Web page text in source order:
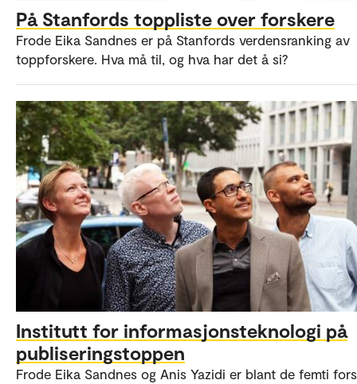
På Stanfords toppliste over forskere
Frode Eika Sandnes er på Stanfords verdensranking av
toppforskere. Hva må til, og hva har det å si?
Institutt for informasjonsteknologi på
publiseringstoppen
Frode Eika Sandnes og Anis Yazidi er blant de femti